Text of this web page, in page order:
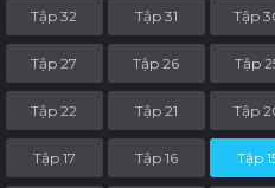
Tập 32 Tập 31 Tập
Tập 27 Tập 26 Tập
Tập 22 Tập 21 Tập
Tập 17 Tập 16 Tập